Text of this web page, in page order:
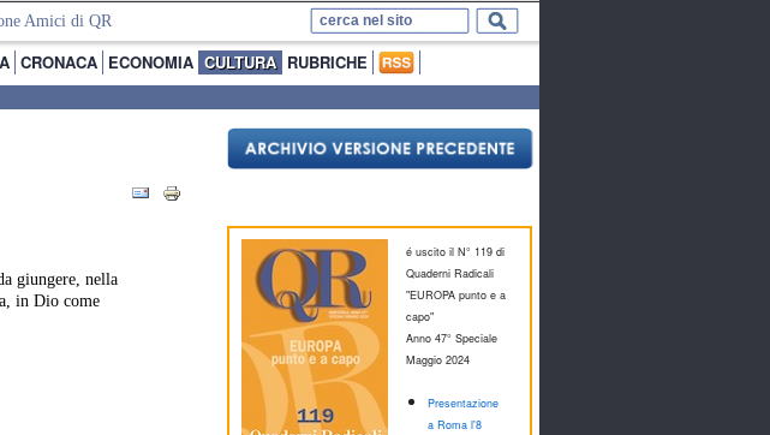
Amici di QR
CRONACA ECONOMIA CULTURA RUBRICHE
giungere, nella
in Dio come
é uscito il N° 119 di
Quaderni Radicali
"EUROPA punto e a
capo"
Anno 47° Speciale
Maggio 2024
Presentazione
a Roma l'8